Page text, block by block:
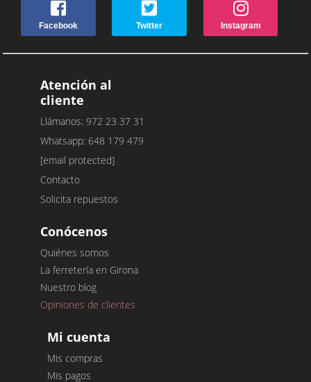
Facebook Twitter Instagram
Atención al
cliente
Llámanos: 972 23 37 31
Whatsapp: 648 179 479
[email protected]
Contacto
Solicita repuestos
Conócenos
Quiénes somos
La ferretería en Girona
Nuestro blog
Opiniones de clientes
Mi cuenta
Mis compras
Mis pagos